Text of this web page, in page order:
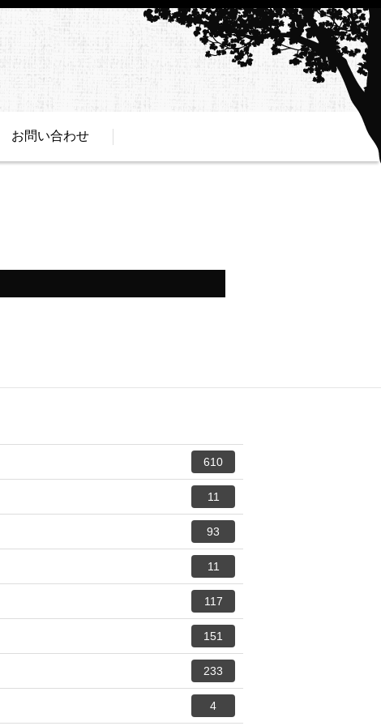
お問い合わせ
610
11
93
11
117
151
233
4